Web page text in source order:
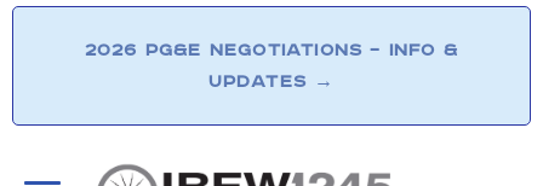
2026 PG&E NEGOTIATIONS – INFO &
UPDATES →